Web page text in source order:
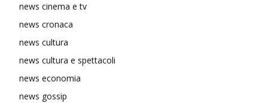
news cinema e tv
news cronaca
news cultura
news cultura e spettacoli
news economia
news gossip